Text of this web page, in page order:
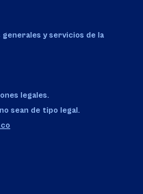
y servicios de la
legales.
sean de tipo legal.